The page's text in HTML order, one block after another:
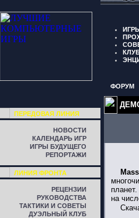
ФОРУМ
ПЕРЕДОВАЯ ЛИНИЯ
НОВОСТИ
КАЛЕНДАРЬ ИГР
ИГРЫ БУДУЩЕГО
РЕПОРТАЖИ
ЛИНИЯ ФРОНТА
РЕЦЕНЗИИ
РУКОВОДСТВА
ТАКТИКИ И СОВЕТЫ
ДУЭЛЬНЫЙ КЛУБ
на